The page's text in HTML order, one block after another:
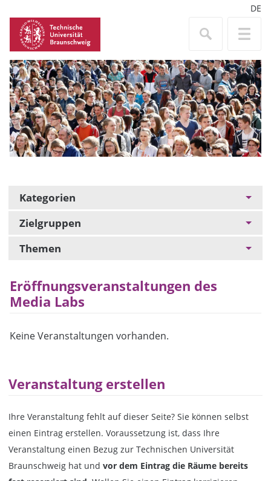
DE
Kategorien
Zielgruppen
Themen
Eröffnungsveranstaltungen des
Media Labs
Keine Veranstaltungen vorhanden.
Veranstaltung erstellen
Ihre Veranstaltung fehlt auf dieser Seite? Sie können selbst
einen Eintrag erstellen. Voraussetzung ist, dass Ihre
Veranstaltung einen Bezug zur Technischen Universität
Braunschweig hat undvor dem Eintrag die Räume bereits